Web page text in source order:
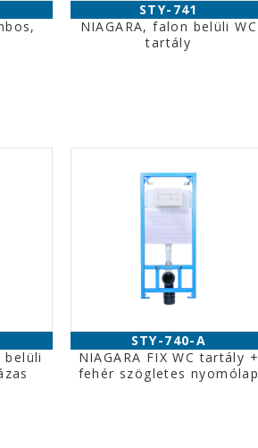
STY-741
NIAGARA, falon belüli WC
tartály
belüli
STY-740-A
NIAGARA FIX WC tartály +
fehér szögletes nyomólap